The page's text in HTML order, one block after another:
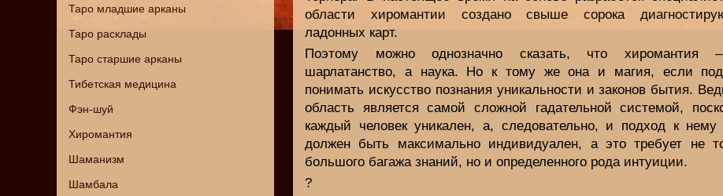
Таро младшие арканы
Таро расклады
Таро старшие арканы
Тибетская медицина
Фэн-шуй
Хиромантия
Шаманизм
Шамбала
области хиромантии создано свыше сорока
ладонных карт.
Поэтому можно однозначно сказать, что хиромантия
шарлатанство, а наука. Но к тому же она и магия, если
понимать искусство познания уникальности и законов бытия.
область является самой сложной гадательной системой,
каждый человек уникален, а, следовательно, и подход к нему
должен быть максимально индивидуален, а это требует не
большого багажа знаний, но и определенного рода интуиции.
?